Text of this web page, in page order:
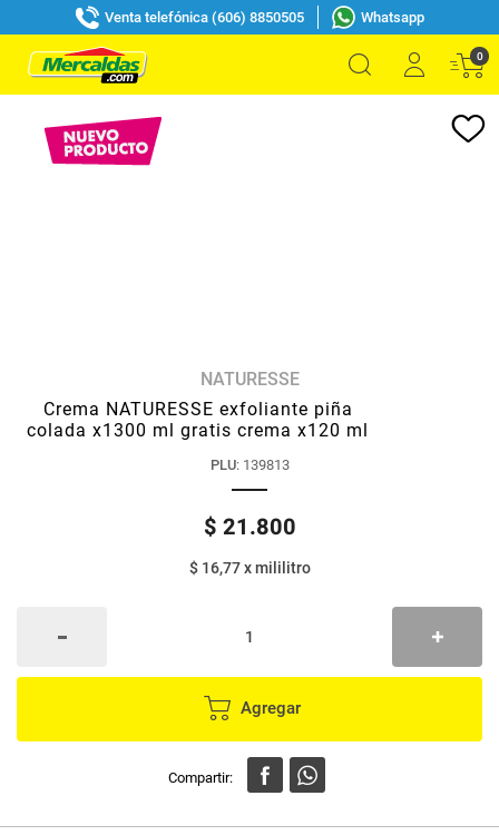
Venta telefónica (606) 8850505 Whatsapp
0
NATURESSE
Crema NATURESSE exfoliante piña
colada x1300 ml gratis crema x120 ml
PLU: 139813
$ 21.800
$ 16,77xmililitro
Agregar